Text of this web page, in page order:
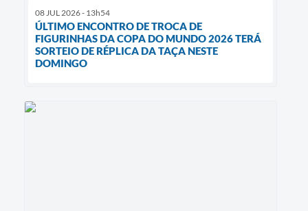
08 JUL 2026 - 13h54
ÚLTIMO ENCONTRO DE TROCA DE
FIGURINHAS DA COPA DO MUNDO 2026 TERÁ
SORTEIO DE RÉPLICA DA TAÇA NESTE
DOMINGO